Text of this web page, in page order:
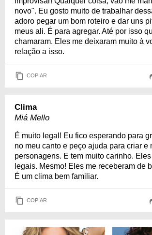
novo". Eu gosto muito de trabalhar
adoro pegar um bom roteiro e dar uns
meus ali. É para agregar. Até por isso
chamaram. Eles me deixaram muito à
relação a isso.
COPIAR
Clima
Miá Mello
É muito legal! Eu fico esperando para
no meu canto e peço ajuda para criar e
personagens. E tem muito carinho.
legais. Mesmo! Eles me receberam de
É um clima bem familiar.
COPIAR